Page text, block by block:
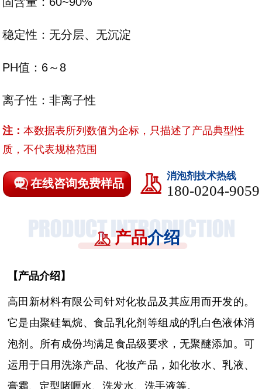
稳定性：无分层、无沉淀
PH值：6～8
离子性：非离子性
注：本数据表所列数值为企标，只描述了产品典型性
质，不代表规格范围
在线咨询免费样品
消泡剂技术热线
180-0204-9059
产品介绍
【产品介绍】
高田新材料有限公司针对化妆品及其应用而开发的。
它是由聚硅氧烷、食品乳化剂等组成的乳白色液体消
泡剂。所有成份均满足食品级要求，无聚醚添加。可
运用于日用洗涤产品、化妆产品，如化妆水、乳液、
膏霜、定型啫喱水、洗发水、洗手液等。